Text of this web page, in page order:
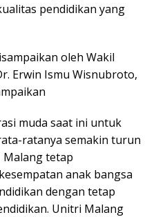
pendidikan yang
oleh Wakil
Erwin Ismu Wisnubroto,
muda saat ini untuk
ratanya semakin turun
Malang tetap
anak bangsa
dengan tetap
Unitri Malang